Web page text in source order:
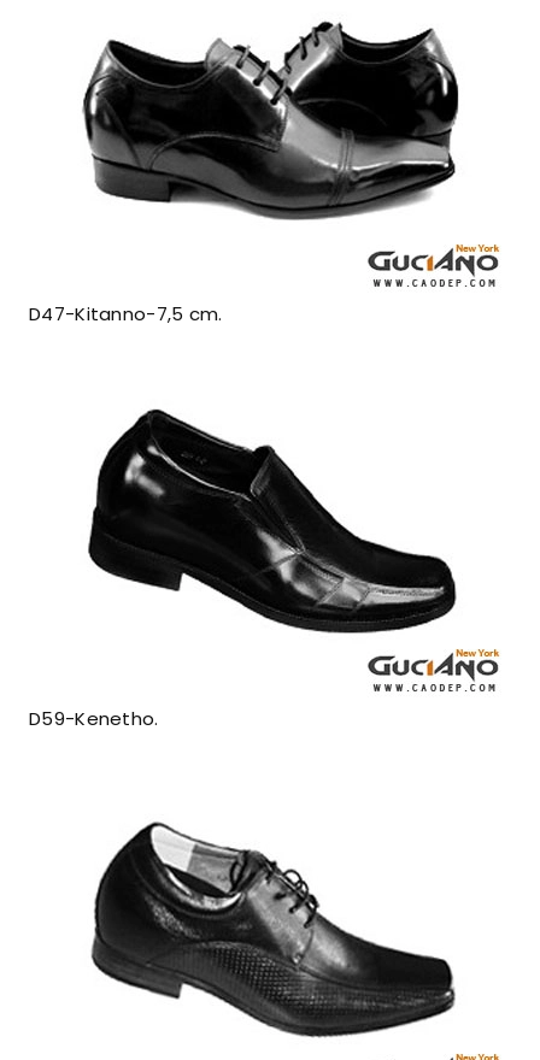
D47-Kitanno-7,5 cm.
D59-Kenetho.